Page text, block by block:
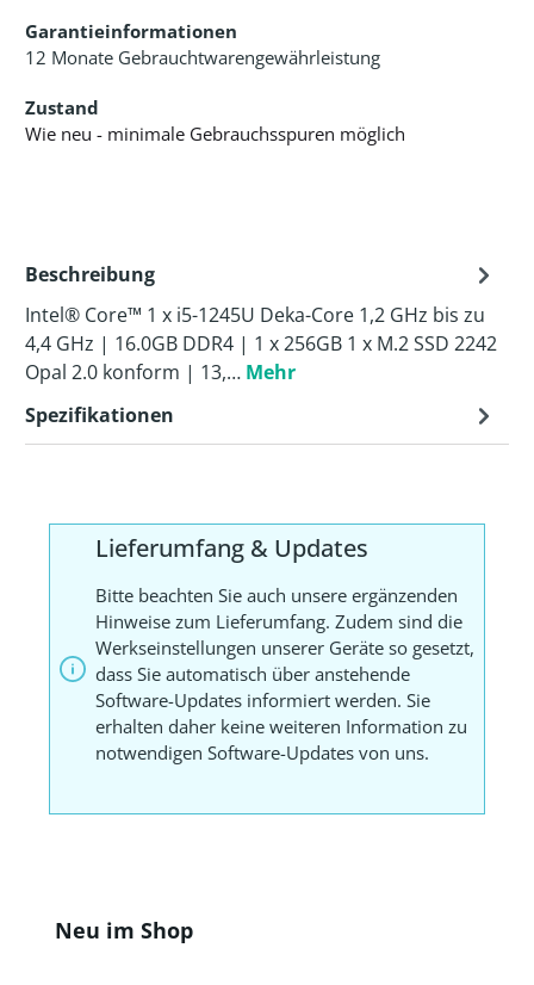
Garantieinformationen
12 Monate Gebrauchtwarengewährleistung
Zustand
Wie neu - minimale Gebrauchsspuren möglich
Beschreibung
Intel® Core™ 1 x i5-1245U Deka-Core 1,2 GHz bis zu
4,4 GHz | 16.0GB DDR4 | 1 x 256GB 1 x M.2 SSD 2242
Opal 2.0 konform | 13,… Mehr
Spezifikationen
Lieferumfang & Updates
Bitte beachten Sie auch unsere ergänzenden
Hinweise zum Lieferumfang. Zudem sind die
Werkseinstellungen unserer Geräte so gesetzt,
dass Sie automatisch über anstehende
Software-Updates informiert werden. Sie
erhalten daher keine weiteren Information zu
notwendigen Software-Updates von uns.
Produktgalerie überspringen
Neu im Shop